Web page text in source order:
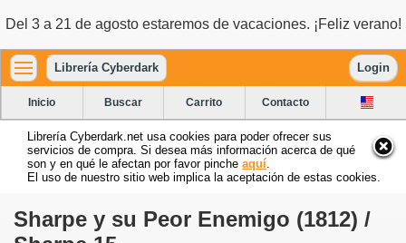
Del 3 a 21 de agosto estaremos de vacaciones. ¡Feliz verano!
Librería Cyberdark Login
Inicio Buscar Carrito Contacto
Librería Cyberdark.net usa cookies para poder ofrecer sus
servicios de compra. Si desea más información acerca de qué
son y en qué le afectan por favor pinche aquí
El uso de nuestro sitio web implica la aceptación de estas cookies.
Sharpe y su Peor Enemigo (1812) /